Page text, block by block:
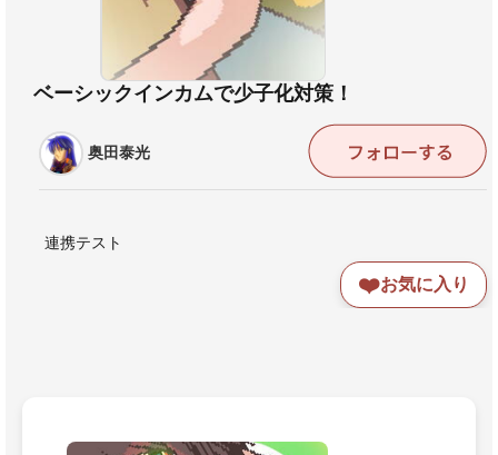
ベーシックインカムで少子化対策！
奥田泰光
連携テスト
❤️お気に入り